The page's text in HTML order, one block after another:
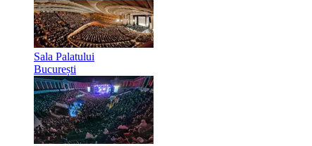
Sala Palatului
București